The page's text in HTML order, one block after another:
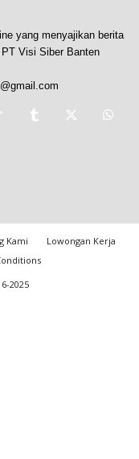
yang menyajikan berita
Visi Siber Banten
Kami
Lowongan Kerja
2025